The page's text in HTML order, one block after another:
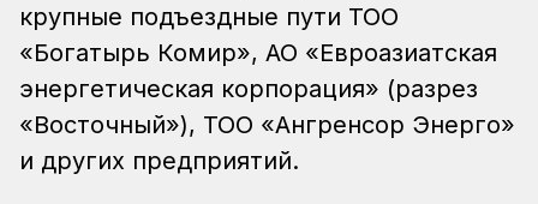
крупные подъездные пути ТОО
«Богатырь Комир», АО «Евроазиатская
энергетическая корпорация» (разрез
«Восточный»), ТОО «Ангренсор Энерго»
и других предприятий.